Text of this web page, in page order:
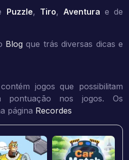
Puzzle, Tiro, Aventura e de
Blog que trás diversas dicas e
contém jogos que possibilitam
pontuação nos jogos. Os
página Recordes